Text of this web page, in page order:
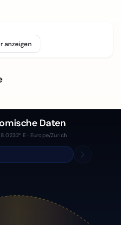
anzeigen
Daten
E · Europe/Zurich